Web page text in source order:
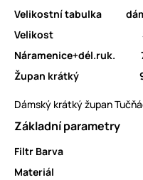
Velikostní tabulka
Velikost
Náramenice+dél.ruk.
Župan krátký
Dámský krátký župan
Základní parametry
Filtr Barva
Materiál